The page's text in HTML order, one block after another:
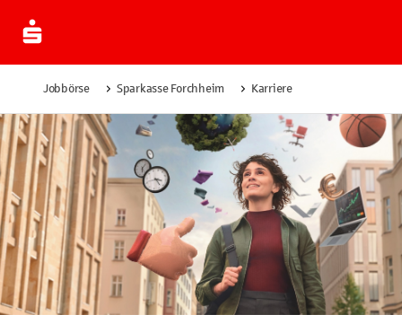
Jobbörse Sparkasse Forchheim Karriere